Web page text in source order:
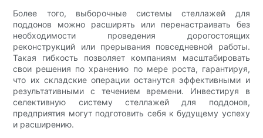
Более того, выборочные системы стеллажей для
поддонов можно расширять или перенастраивать без
необходимости проведения дорогостоящих
реконструкций или прерывания повседневной работы.
Такая гибкость позволяет компаниям масштабировать
свои решения по хранению по мере роста, гарантируя,
что их складские операции останутся эффективными и
результативными с течением времени. Инвестируя в
селективную систему стеллажей для поддонов,
предприятия могут подготовить себя к будущему успеху
и расширению.